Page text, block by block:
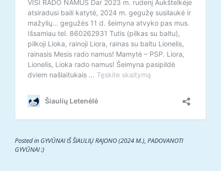
Posted in GYVŪNAI IŠ ŠIAULIŲ RAJONO (2024 M.), PADOVANOTI
GYVŪNAI :)